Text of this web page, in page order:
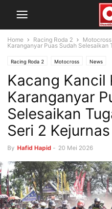
Home Racing Roda 2 Motocross
Karanganyar Puas Sudah Selesaikan
Racing Roda 2 Motocross News
Kacang Kancil
Karanganyar
Selesaikan
Seri 2
By Hafid Hapid - 20 Mei 2026